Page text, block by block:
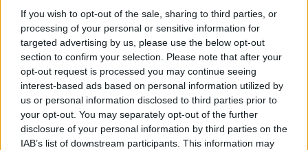
If you wish to opt-out of the sale, sharing to third parties, or
processing of your personal or sensitive information for
targeted advertising by us, please use the below opt-out
section to confirm your selection. Please note that after your
opt-out request is processed you may continue seeing
interest-based ads based on personal information utilized by
us or personal information disclosed to third parties prior to
your opt-out. You may separately opt-out of the further
disclosure of your personal information by third parties on the
IAB’s list of downstream participants. This information may